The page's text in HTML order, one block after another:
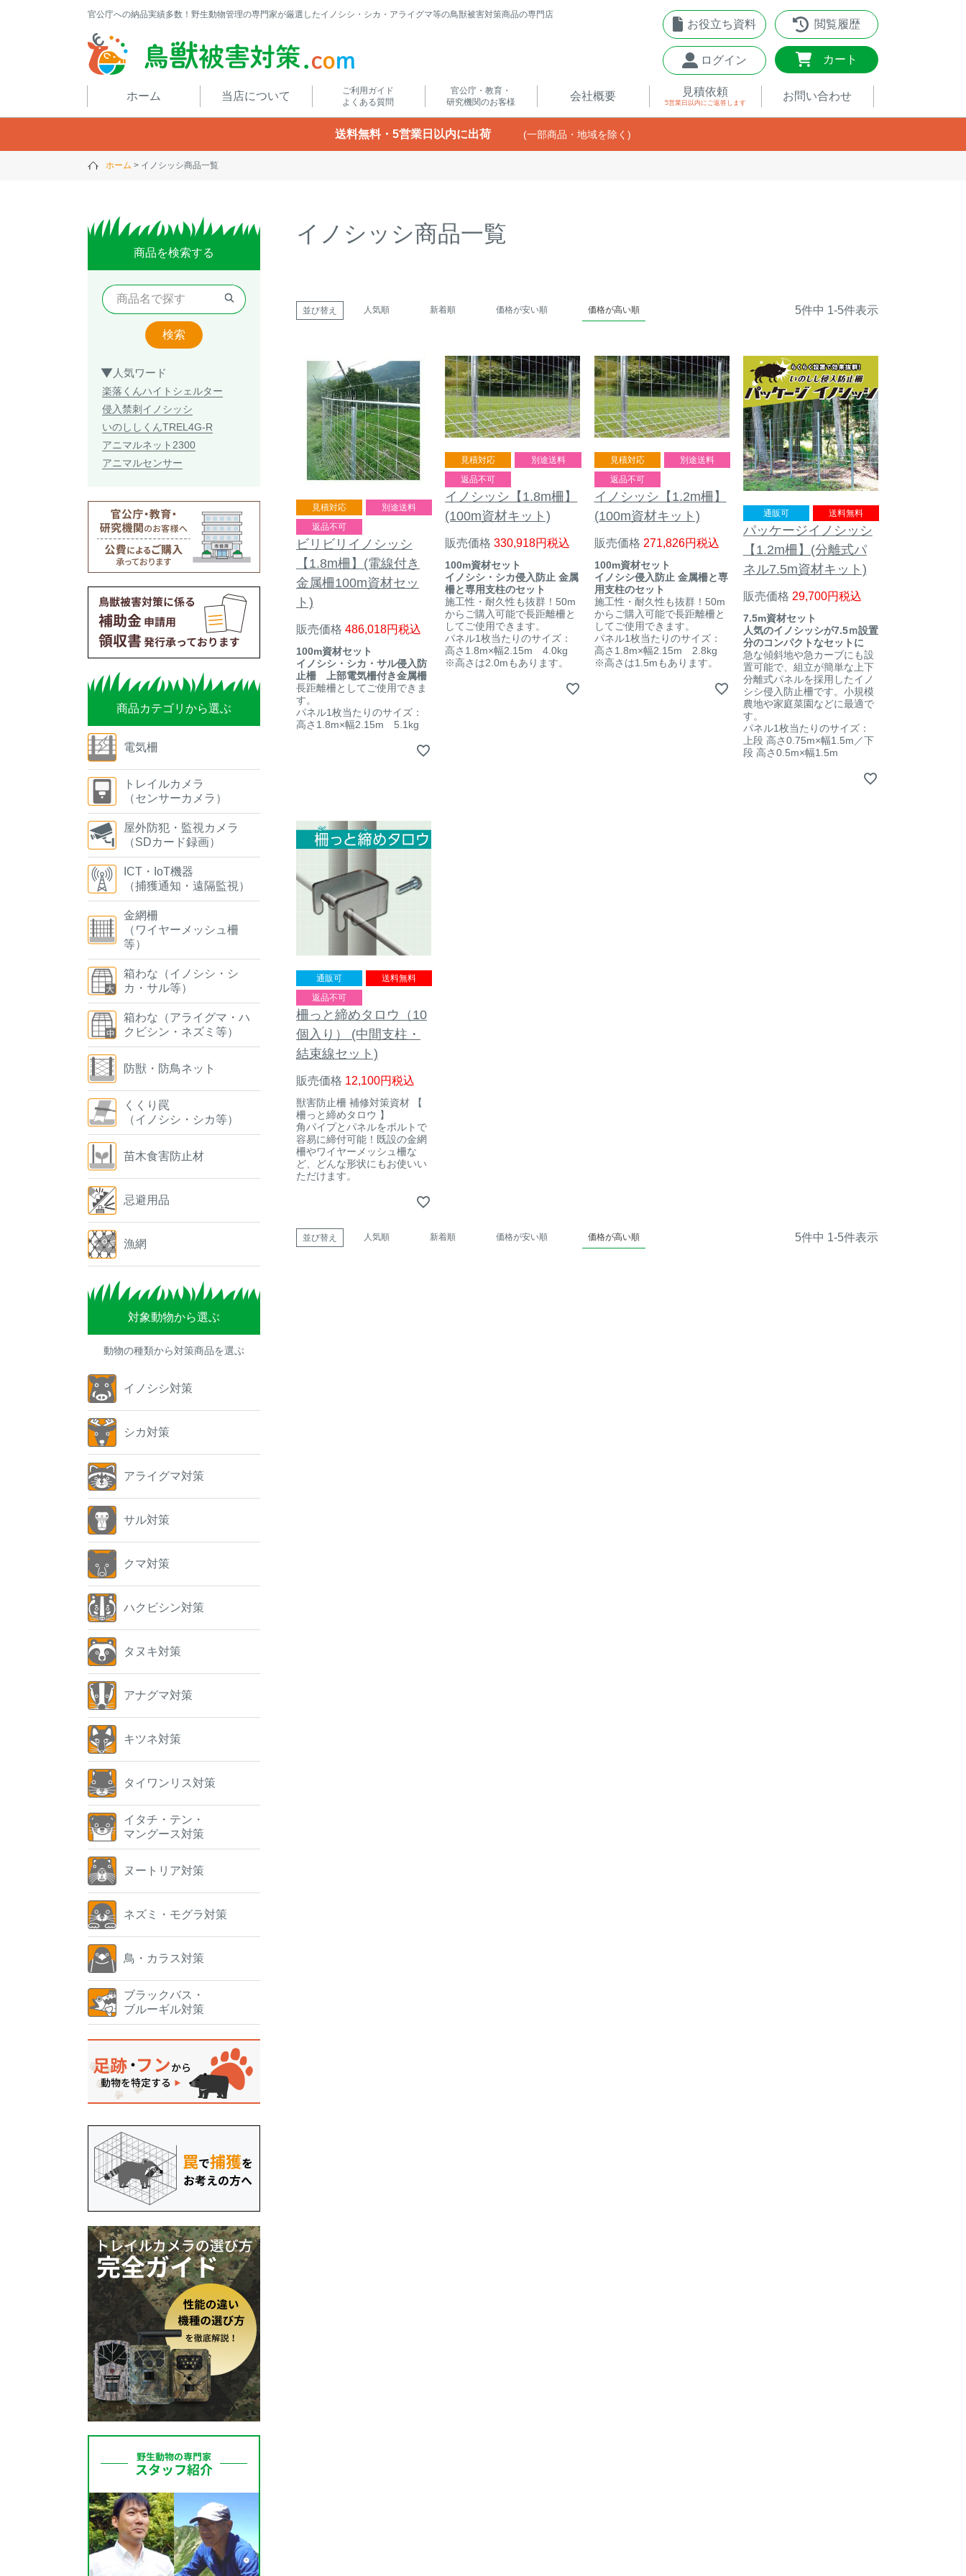
官公庁への納品実績多数！野生動物管理の専門家が厳選したイノシシ・シカ・アライグマ等の鳥獣被害対策商品の専門店
お役立ち資料 閲覧履歴
ログイン カート
ホーム 当店について
ご利用ガイド
よくある質問
官公庁・教育・
研究機関のお客様
会社概要 見積依頼
5営業日以内 にご返答します
お問い合わせ
送料無料・5営業日以内に出荷 (一部商品・地域を除く)
ホーム イノシッシ商品一覧
商品を検索する
検索
人気ワード
楽落くんハイトシェルター
侵入禁刺 イノシッシ
いのししくんTREL4G-R
アニマルネット2300
アニマルセンサー
商品カテゴリから選ぶ
電気柵
トレイルカメラ
（センサーカメラ）
屋外防犯・監視カメラ
（SDカード録画）
ICT・IoT機器
（捕獲通知・遠隔監視）
金網柵
（ワイヤーメッシュ柵
等）
箱わな（イノシシ・シ
カ・サル等）
箱わな（アライグマ・ハ
クビシン・ネズミ等）
防獣・防鳥ネット
くくり罠
（イノシシ・シカ等）
苗木食害防止材
忌避用品
漁網
対象動物から選ぶ
動物の種類から対策商品を選ぶ
イノシシ対策
シカ対策
アライグマ対策
サル対策
クマ対策
ハクビシン対策
タヌキ対策
アナグマ対策
キツネ対策
タイワンリス対策
イタチ・テン・
マングース対策
ヌートリア対策
ネズミ・モグラ対策
鳥・カラス対策
ブラックバス・
ブルーギル対策
イノシッシ商品一覧
並び替え 人気順 新着順 価格が安い順 価格が高い順 5件中 1-5件表示
見積対応
別途送料
返品不可
ビリビリイノシッシ
【1.8m柵】(電線付き
金属柵100m資材セッ
ト)
販売価格 486,018 税込
100m資材セット
イノシシ・シカ・サル侵入防
止柵 上部電気柵付き金属柵
長距離柵としてご使用できま
す。
パネル1枚当たりのサイズ：
高さ1.8m×幅2.15m 5.1kg
見積対応
別途送料
返品不可
イノシッシ【1.8m柵】
(100m資材キット)
販売価格 330,918 税込
100m資材セット
イノシシ・シカ侵入防止 金属
柵と専用支柱のセット
施工性・耐久性も抜群！50m
からご購入可能で長距離柵と
してご使用できます。
パネル1枚当たりのサイズ：
高さ1.8m×幅2.15m 4.0kg
※高さは2.0mもあります。
見積対応
別途送料
返品不可
イノシッシ【1.2m柵】
(100m資材キット)
販売価格 271,826 税込
100m資材セット
イノシシ侵入防止 金属柵と専
用支柱のセット
施工性・耐久性も抜群！50m
からご購入可能で長距離柵と
してご使用できます。
パネル1枚当たりのサイズ：
高さ1.8m×幅2.15m 2.8kg
※高さは1.5mもあります。
通販可 送料無料
パッケージイノシッシ
【1.2m柵】(分離式パ
ネル7.5m資材キット)
販売価格 29,700 税込
7.5m資材セット
人気のイノシッシが7.5ｍ設置
分のコンパクトなセットに
急な傾斜地や急カーブにも設
置可能で、組立が簡単な上下
分離式パネルを採用したイノ
シシ侵入防止柵です。小規模
農地や家庭菜園などに最適で
す。
パネル1枚当たりのサイズ：
上段 高さ0.75m×幅1.5m／下
段 高さ0.5m×幅1.5m
通販可
送料無料
返品不可
柵っと締めタロウ（10
個入り） (中間支柱・
結束線セット)
販売価格 12,100 税込
獣害防止柵 補修対策資材 【
柵っと締めタロウ 】
角パイプとパネルをボルトで
容易に締付可能！既設の金網
柵やワイヤーメッシュ柵な
ど、どんな形状にもお使いい
ただけます。
並び替え 人気順 新着順 価格が安い順 価格が高い順 5件中 1-5件表示